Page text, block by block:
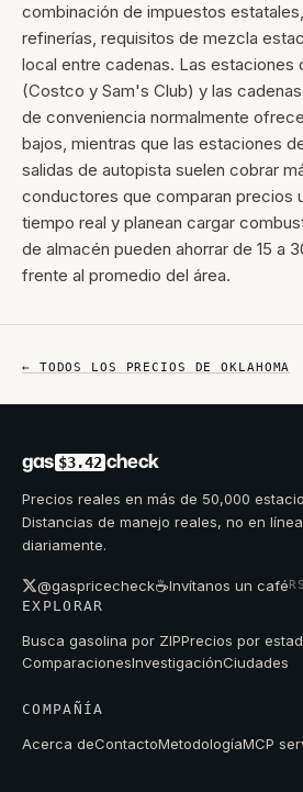
combinación de impuestos
refinerías, requisitos de mezcla
local entre cadenas. Las estaciones
(Costco y Sam's Club) y las
de conveniencia normalmente
bajos, mientras que las estaciones
salidas de autopista suelen cobrar
conductores que comparan precios
tiempo real y planean cargar
de almacén pueden ahorrar de 15 a
frente al promedio del área.
← TODOS LOS PRECIOS DEOKLAHOMA
gas $3.42 check
Precios reales en más de 50,000
Distancias de manejo reales, no en
diariamente.
@gaspricecheck☕Invítanos un café
EXPLORAR
Busca gasolina por ZIPPrecios por
ComparacionesInvestigaciónCiudades
COMPAÑÍA
Acerca deContactoMetodologíaMCP